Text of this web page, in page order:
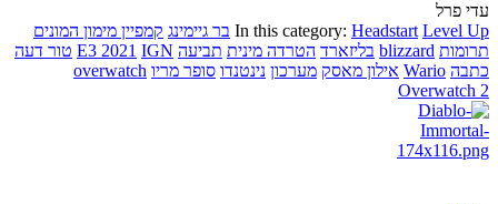
עדי פרל
In this category: Headstart Level Up בר גיימינג קמפיין מימון המונים
תרומות blizzard בליזארד הטרדה מינית תביעה E3 2021 IGN
טור דעה
כתבה Wario אילון מאסק מערכון נינטנדו סופר מריו overwatch
Overwatch 2